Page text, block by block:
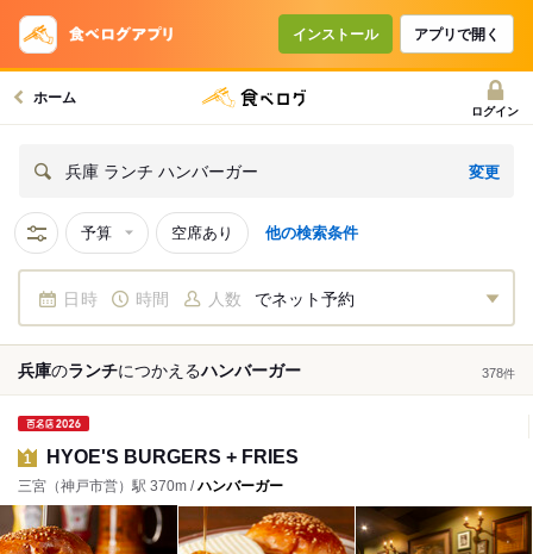
インストール アプリで開く
ホーム
ログイン
兵庫 ランチ ハンバーガー 変更
予算 空席あり 他の検索条件
日時 時間 人数 でネット予約
兵庫のランチにつかえるハンバーガー 378件
1 HYOE'S BURGERS + FRIES
三宮（神戸市営）駅 370m /ハンバーガー